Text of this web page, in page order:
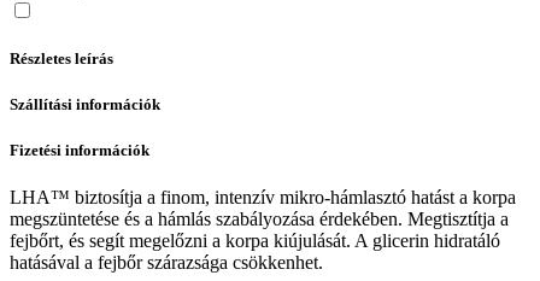
Részletes leírás
Szállítási információk
Fizetési információk
LHA™ biztosítja a finom, intenzív mikro-hámlasztó hatást a korpa
megszüntetése és a hámlás szabályozása érdekében. Megtisztítja a
fejbőrt, és segít megelőzni a korpa kiújulását. A glicerin hidratáló
hatásával a fejbőr szárazsága csökkenhet.